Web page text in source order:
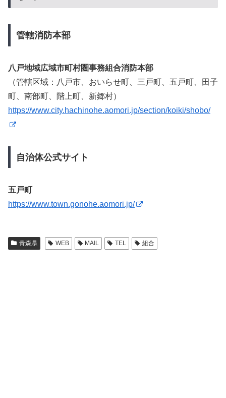
管轄消防本部
八戸地域広域市町村圏事務組合消防本部
（管轄区域：八戸市、おいらせ町、三戸町、五戸町、田子
町、南部町、階上町、新郷村）
https://www.city.hachinohe.aomori.jp/section/koiki/shobo/
自治体公式サイト
五戸町
https://www.town.gonohe.aomori.jp/
青森県 WEB MAIL TEL 組合